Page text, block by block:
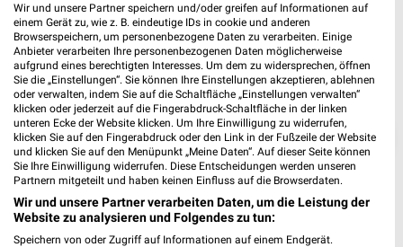
❯
Wir und unsere Partner speichern und/oder greifen auf Informationen auf
einem Gerät zu, wie z. B. eindeutige IDs in cookie und anderen
Browserspeichern, um personenbezogene Daten zu verarbeiten. Einige
Anbieter verarbeiten Ihre personenbezogenen Daten möglicherweise
aufgrund eines berechtigten Interesses. Um dem zu widersprechen, öffnen
Sie die „Einstellungen“. Sie können Ihre Einstellungen akzeptieren, ablehnen
oder verwalten, indem Sie auf die Schaltfläche „Einstellungen verwalten“
klicken oder jederzeit auf die Fingerabdruck-Schaltfläche in der linken
unteren Ecke der Website klicken. Um Ihre Einwilligung zu widerrufen,
klicken Sie auf den Fingerabdruck oder den Link in der Fußzeile der Website
und klicken Sie auf den Menüpunkt „Meine Daten“. Auf dieser Seite können
Sie Ihre Einwilligung widerrufen. Diese Entscheidungen werden unseren
Partnern mitgeteilt und haben keinen Einfluss auf die Browserdaten.
Wir und unsere Partner verarbeiten Daten, um die Leistung der
Website zu analysieren und Folgendes zu tun:
Speichern von oder Zugriff auf Informationen auf einem Endgerät.